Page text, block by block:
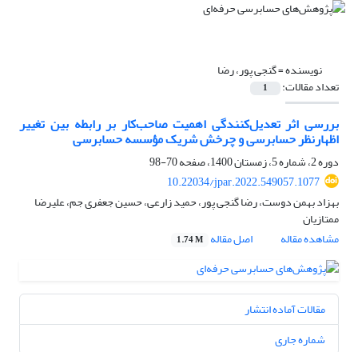
نویسنده =گنجی پور، رضا
تعداد مقالات: 1
بررسی اثر تعدیل‌کنندگی اهمیت صاحب‌کار بر رابطه بین تغییر
اظهارنظر حسابرسی و چرخش شریک مؤسسه حسابرسی
دوره 2، شماره 5، زمستان 1400، صفحه
70-98
10.22034/jpar.2022.549057.1077
بهزاد بهمن دوست، رضا گنجی پور، حمید زارعی، حسین جعفری جم، علیرضا
ممتازیان
مشاهده مقاله
اصل مقاله 1.74 M
مقالات آماده انتشار
شماره جاری